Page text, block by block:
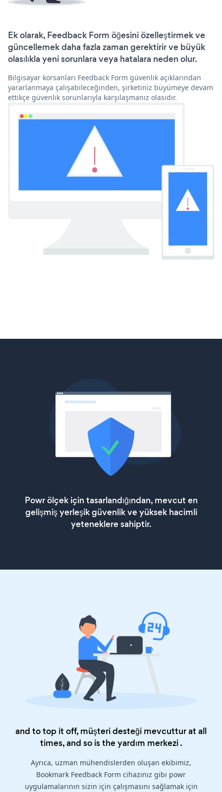
Ek olarak, Feedback Form öğesini özelleştirmek ve
güncellemek daha fazla zaman gerektirir ve büyük
olasılıkla yeni sorunlara veya hatalara neden olur.
Bilgisayar korsanları Feedback Form güvenlik açıklarından
yararlanmaya çalışabileceğinden, şirketiniz büyümeye devam
ettikçe güvenlik sorunlarıyla karşılaşmanız olasıdır.
Powr ölçek için tasarlandığından, mevcut en
gelişmiş yerleşik güvenlik ve yüksek hacimli
yeteneklere sahiptir.
and to top it off, müşteri desteği mevcuttur at all
times, and so is theyardım merkezi.
Ayrıca, uzman mühendislerden oluşan ekibimiz,
Bookmark Feedback Form cihazınız gibi powr
uygulamalarının sizin için çalışmasını sağlamak için